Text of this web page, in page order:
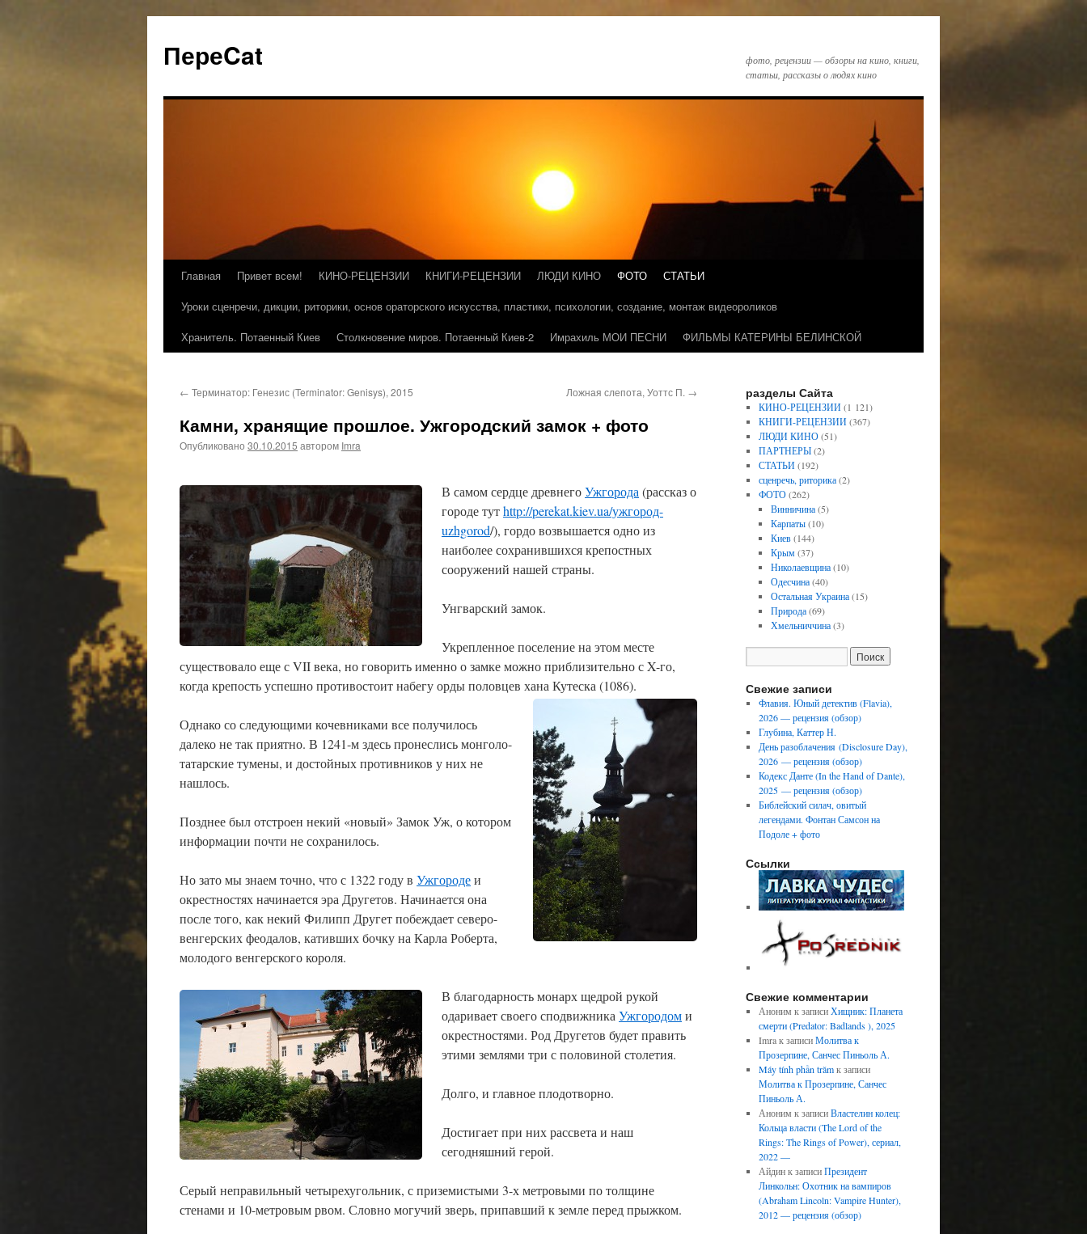
ПереCat
фото, рецензии — обзоры на кино, книги,
статьи, рассказы о людях кино
Главная Привет всем! КИНО-РЕЦЕНЗИИ КНИГИ-РЕЦЕНЗИИ ЛЮДИ КИНО ФОТО
СТАТЬИ
Уроки сценречи, дикции, риторики, основ ораторского искусства, пластики, психологии, создание, монтаж видеороликов
Хранитель. Потаенный Киев
Столкновение миров. Потаенный Киев-2 Имрахиль МОИ ПЕСНИ ФИЛЬМЫ КАТЕРИНЫ БЕЛИНСКОЙ
← Терминатор: Генезис (Terminator: Genisys), 2015 Ложная слепота, Уоттс П. →
Камни, хранящие прошлое. Ужгородский замок + фото
Опубликовано 30.10.2015 автором Imra
В самом сердце древнегоУжгорода (рассказ о
городе тутhttp://perekat.kiev.ua/ужгород-
uzhgorod/), гордо возвышается одно из
наиболее сохранившихся крепостных
сооружений нашей страны.
Унгварский замок.
Укрепленное поселение на этом месте
существовало еще с VII века, но говорить именно о замке можно приблизительно с X-го,
когда крепость успешно противостоит набегу орды половцев хана Кутеска (1086).
Однако со следующими кочевниками все получилось
далеко не так приятно. В 1241-м здесь пронеслись монголо-
татарские тумены, и достойных противников у них не
нашлось.
Позднее был отстроен некий «новый» Замок Уж, о котором
информации почти не сохранилось.
Но зато мы знаем точно, что с 1322 году в Ужгородеи
окрестностях начинается эра Другетов. Начинается она
после того, как некий Филипп Другет побеждает северо-
венгерских феодалов, кативших бочку на Карла Роберта,
молодого венгерского короля.
В благодарность монарх щедрой рукой
одаривает своего сподвижника Ужгородоми
окрестностями. Род Другетов будет править
этими землями три с половиной столетия.
Долго, и главное плодотворно.
Достигает при них рассвета и наш
сегодняшний герой.
Серый неправильный четырехугольник, с приземистыми 3-х метровыми по толщине
стенами и 10-метровым рвом. Словно могучий зверь, припавший к земле перед прыжком.
разделы Сайта
КИНО-РЕЦЕНЗИИ(1 121)
КНИГИ-РЕЦЕНЗИИ(367)
ЛЮДИ КИНО(51)
ПАРТНЕРЫ(2)
СТАТЬИ(192)
сценречь, риторика(2)
ФОТО(262)
Винничина(5)
Карпаты(10)
Киев(144)
Крым(37)
Николаевщина(10)
Одесчина(40)
Остальная Украина(15)
Природа(69)
Хмельниччина(3)
Свежие записи
Флавия. Юный детектив (Flavia),
2026 — рецензия (обзор)
Глубина, Каттер Н.
День разоблачения (Disclosure Day),
2026 — рецензия (обзор)
Кодекс Данте (In the Hand of Dante),
2025 — рецензия (обзор)
Библейский силач, овитый
легендами. Фонтан Самсон на
Подоле + фото
Ссылки
Свежие комментарии
Аноним к записиХищник: Планета
смерти (Predator: Badlands ), 2025
Imraк записиМолитва к
Прозерпине, Санчес Пиньоль А.
Máy tính phần trămк записи
Молитва к Прозерпине, Санчес
Пиньоль А.
Аноним к записиВластелин колец:
Кольца власти (The Lord of the
Rings: The Rings of Power), сериал,
2022 —
Айдинк записиПрезидент
Линкольн: Охотник на вампиров
(Abraham Lincoln: Vampire Hunter),
2012 — рецензия (обзор)